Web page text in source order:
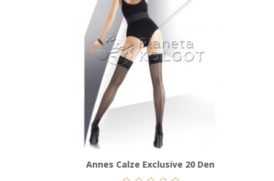
Annes Calze Exclusive 20 Den